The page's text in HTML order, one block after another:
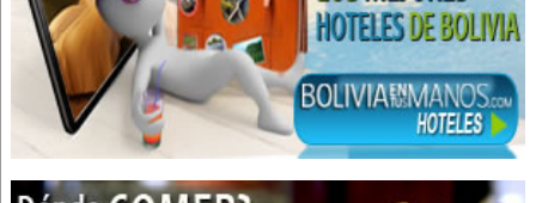
Residenciales
Salones de Eventos
Hospedajes